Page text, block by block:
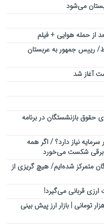
می‌شود
از حمله هوایی + فیلم
رییس جمهور به عربستان
آغاز شد
بازنشستگان در برنامه
نیاز دارد؟ / اگر همه
برقی شکست می‌خورد
‌متمرکز شده‌ایم/ هیچ گریزی از
ارزی قربانی می‌گیرد!
قیمت دلار به کانال ۷۰ هزار تومانی | بازار ارز پیش بینی